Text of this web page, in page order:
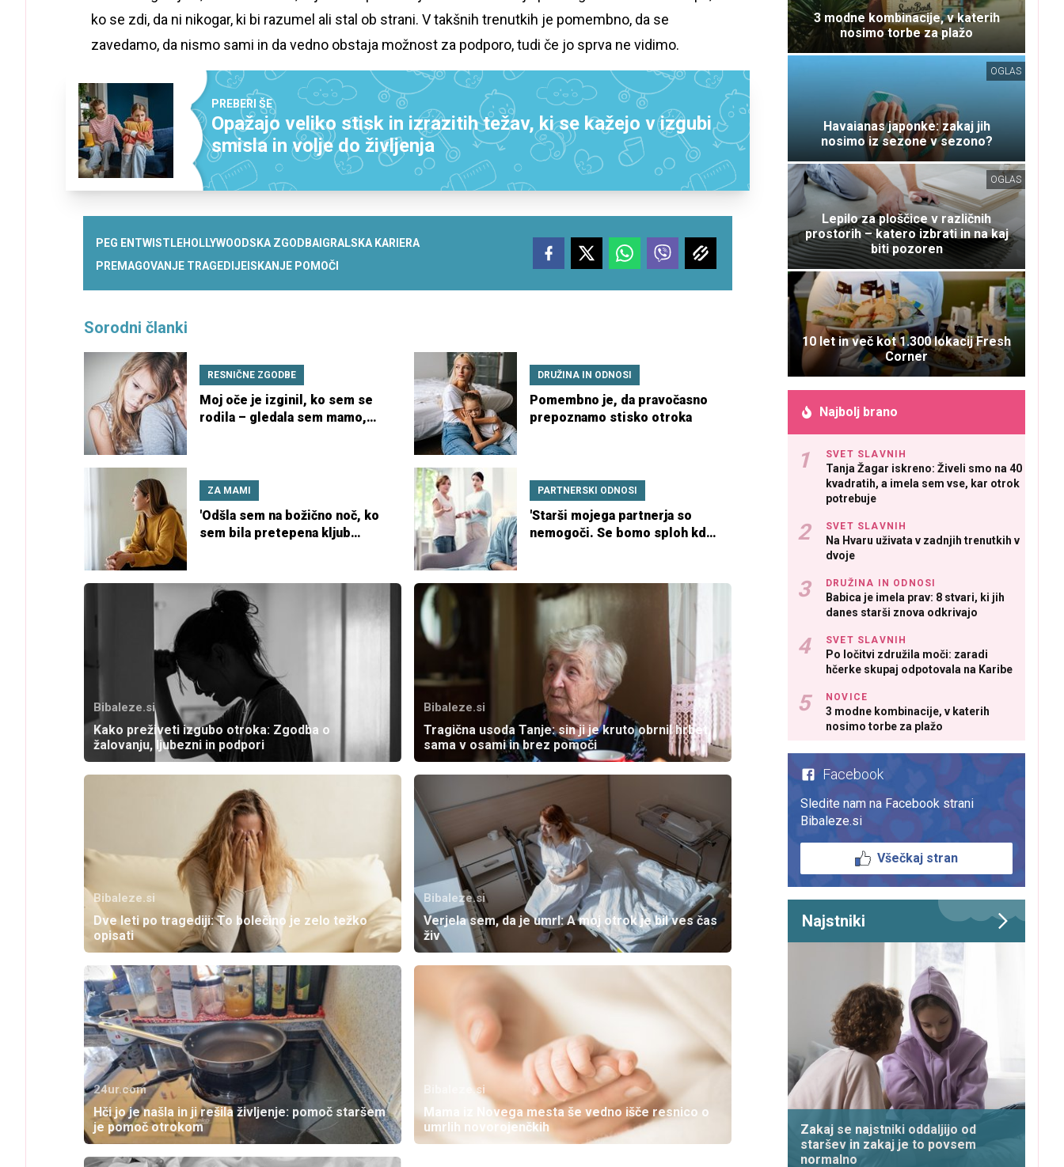
ko se zdi, da ni nikogar, ki bi razumel ali stal ob strani. V takšnih trenutkih je pomembno, da se
zavedamo, da nismo sami in da vedno obstaja možnost za podporo, tudi če jo sprva ne vidimo.
PREBERI ŠE
Opažajo veliko stisk in izrazitih težav, ki se kažejo v izgubi
smisla in volje do življenja
PEG ENTWISTLEHOLLYWOODSKA ZGODBA IGRALSKA KARIERA
PREMAGOVANJE TRAGEDIJE ISKANJE POMOČI
Sorodni članki
RESNIČNE ZGODBE
Moj oče je izginil, ko sem se
rodila – gledala sem mamo,
DRUŽINA IN ODNOSI
Pomembno je, da pravočasno
prepoznamo stisko otroka
ZA MAMI
'Odšla sem na božično noč, ko
sem bila pretepena kljub
PARTNERSKI ODNOSI
'Starši mojega partnerja so
nemogoči. Se bomo sploh kdaj
Bibaleze.si
Kako preživeti izgubo otroka: Zgodba o
žalovanju, ljubezni in podpori
Bibaleze.si
Tragična usoda Tanje: sin ji je kruto obrnil hrbet,
sama v osami in brez pomoči
Bibaleze.si
Dve leti po tragediji: To bolečino je zelo težko
opisati
Bibaleze.si
Verjela sem, da je umrl: A moj otrok je bil ves čas
živ
24ur.com
Hči jo je našla in ji rešila življenje: pomoč staršem
je pomoč otrokom
Bibaleze.si
Mama iz Novega mesta še vedno išče resnico o
umrlih novorojenčkih
3 modne kombinacije, v katerih
nosimo torbe za plažo
OGLAS
Havaianas japonke: zakaj jih
nosimo iz sezone v sezono?
OGLAS
Lepilo za ploščice v različnih
prostorih – katero izbrati in na kaj
biti pozoren
10 let in več kot 1.300 lokacij Fresh
Corner
Najbolj brano
SVET SLAVNIH
Tanja Žagar iskreno: Živeli smo na 40
kvadratih, a imela sem vse, kar otrok
potrebuje
SVET SLAVNIH
Na Hvaru uživata v zadnjih trenutkih v
dvoje
DRUŽINA IN ODNOSI
Babica je imela prav: 8 stvari, ki jih
danes starši znova odkrivajo
SVET SLAVNIH
Po ločitvi združila moči: zaradi
hčerke skupaj odpotovala na Karibe
NOVICE
3 modne kombinacije, v katerih
nosimo torbe za plažo
Facebook
Sledite nam na Facebook strani
Bibaleze.si
Všečkaj stran
Najstniki
Zakaj se najstniki oddaljijo od
staršev in zakaj je to povsem
normalno